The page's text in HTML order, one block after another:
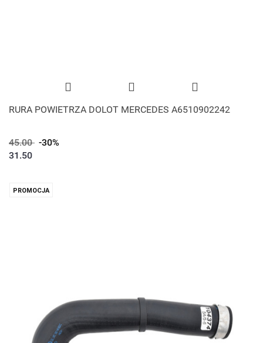
RURA POWIETRZA DOLOT MERCEDES A6510902242
45.00 -30%
31.50
PROMOCJA